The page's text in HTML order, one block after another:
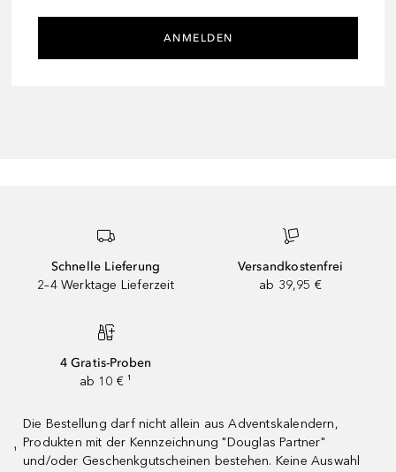
ANMELDEN
Schnelle Lieferung
2–4 Werktage Lieferzeit
Versandkostenfrei
ab 39,95 €
4 Gratis-Proben
ab 10 € ¹
¹
Die Bestellung darf nicht allein aus Adventskalendern,
Produkten mit der Kennzeichnung "Douglas Partner"
und/oder Geschenkgutscheinen bestehen. Keine Auswahl